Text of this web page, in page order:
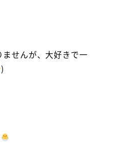
せんが、大好きで一
)